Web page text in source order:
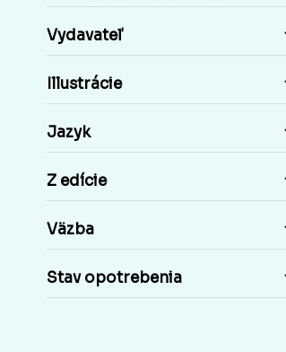
Kresťanská literatúra
Príroda a človek
Cudzie jazyky, učebnice a slovníky
Učebnice základná škola
Staré tlače, Early prints
Časopisy a noviny
Vydavateľ
Illustrácie
Jazyk
Z edície
Väzba
Stav opotrebenia